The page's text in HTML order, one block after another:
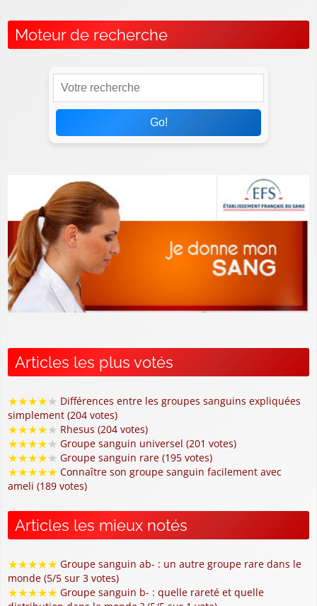
Moteur de recherche
Go!
Articles les plus votés
★★★★★ Différences entre les groupes sanguins expliquées
simplement (204 votes)
★★★★★ Rhesus (204 votes)
★★★★★ Groupe sanguin universel (201 votes)
★★★★★ Groupe sanguin rare (195 votes)
★★★★★ Connaître son groupe sanguin facilement avec
ameli (189 votes)
Articles les mieux notés
★★★★★ Groupe sanguin ab- : un autre groupe rare dans le
monde (5/5 sur 3 votes)
★★★★★ Groupe sanguin b- : quelle rareté et quelle